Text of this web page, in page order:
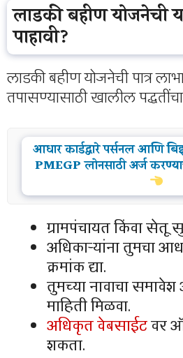
लाडकी बहीण योजनेची
पाहावी?
लाडकी बहीण योजनेची पात्र
तपासण्यासाठी खालील
आधार कार्डद्वारे पर्सनल आणि
PMEGP लोनसाठी अर्ज
ग्रामपंचायत किंवा सेतू
अधिकाऱ्यांना तुमचा
क्रमांक द्या.
तुमच्या नावाचा समावेश
माहिती मिळवा.
अधिकृत वेबसाईटवर
शकता.